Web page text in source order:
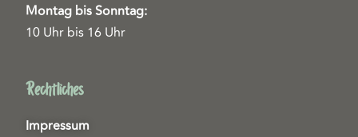
Montag bis Sonntag:
10 Uhr bis 16 Uhr
Rechtliches
Impressum